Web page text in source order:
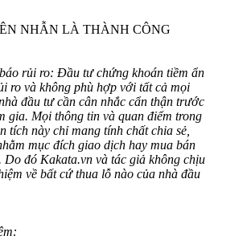
NHẪN LÀ THÀNH CÔNG
rủi ro: Đầu tư chứng khoán tiềm ẩn
ro và không phù hợp với tất cả mọi
đầu tư cần cân nhắc cẩn thận trước
gia. Mọi thông tin và quan điểm trong
tích này chỉ mang tính chất chia sẻ,
mục đích giao dịch hay mua bán
Do đó Kakata.vn và tác giả không chịu
về bất cứ thua lỗ nào của nhà đầu